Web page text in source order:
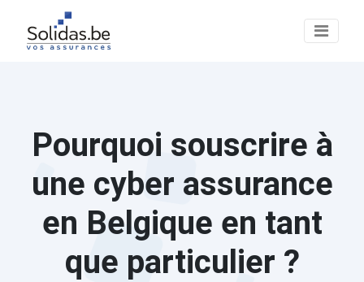
Pourquoi souscrire à
une cyber assurance
en Belgique en tant
que particulier ?